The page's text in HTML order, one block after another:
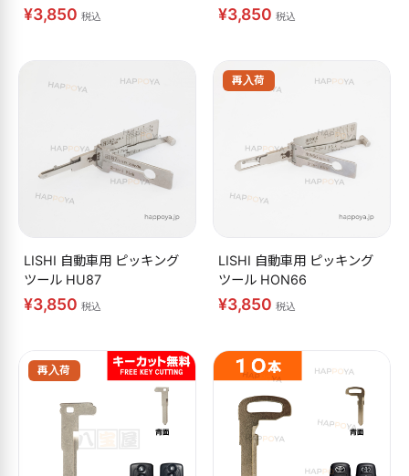
¥3,850 税込 ¥3,850 税込
LISHI 自動車用 ピッキング
ツール HU87
¥3,850 税込
再入荷
LISHI 自動車用 ピッキング
ツール HON66
¥3,850 税込
再入荷